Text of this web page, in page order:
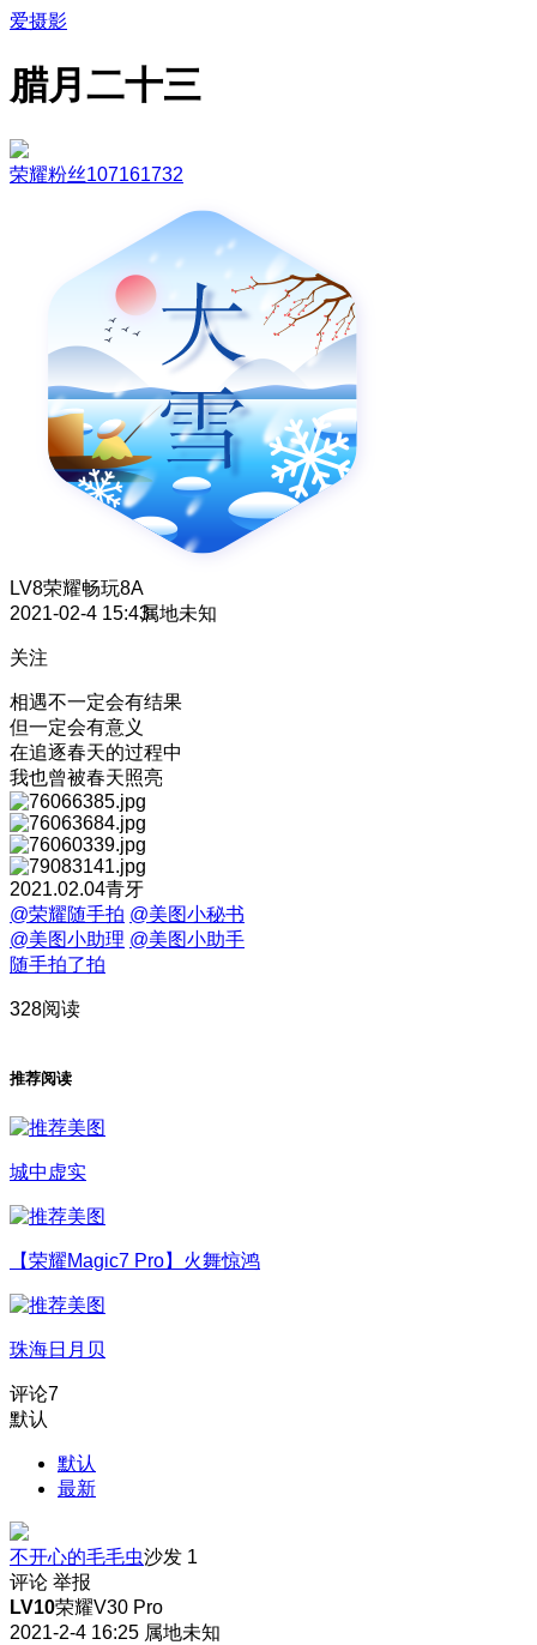
爱摄影
腊月二十三
荣耀粉丝107161732
LV8荣耀畅玩8A
2021-02-4 15:43属地未知
关注
相遇不一定会有结果
但一定会有意义
在追逐春天的过程中
我也曾被春天照亮
2021.02.04青牙
@荣耀随手拍 @美图小秘书
@美图小助理 @美图小助手
随手拍了拍
328阅读
推荐阅读
城中虚实
【荣耀Magic7 Pro】火舞惊鸿
珠海日月贝
评论7
默认
默认
最新
不开心的毛毛虫沙发 1
评论 举报
LV10荣耀V30 Pro
2021-2-4 16:25 属地未知